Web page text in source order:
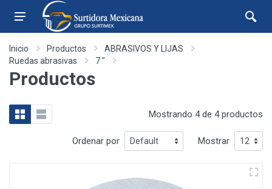
Inicio Productos
ABRASIVOS Y LIJAS
Ruedas abrasivas
7 "
Productos
Mostrando 4 de 4 productos
Ordenar por Mostrar